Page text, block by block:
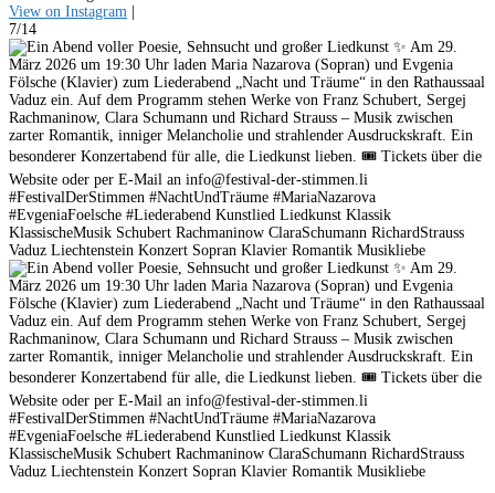
View on Instagram
7/14